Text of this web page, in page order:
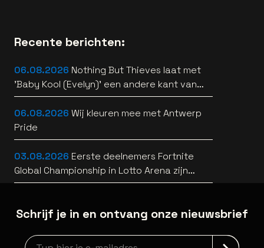
Recente berichten:
06.08.2026 Nothing But Thieves laat met
'Baby Kool (Evelyn)' een andere kant van
zich horen [video]
06.08.2026 Wij kleuren mee met Antwerp
Pride
03.08.2026 Eerste deelnemers Fortnite
Global Championship in Lotto Arena zijn
bekend
Schrijf je in en ontvang onze nieuwsbrief
Nieuwsbrief aanmelding